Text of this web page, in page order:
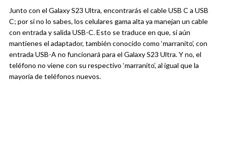
Junto con el Galaxy S23 Ultra, encontrarás el cable USB C a USB
C; por si no lo sabes, los celulares gama alta ya manejan un cable
con entrada y salida USB-C. Esto se traduce en que, si aún
mantienes el adaptador, también conocido como ‘marranito’, con
entrada USB-A no funcionará para el Galaxy S23 Ultra. Y no, el
teléfono no viene con su respectivo ‘marranito’, al igual que la
mayoría de teléfonos nuevos.